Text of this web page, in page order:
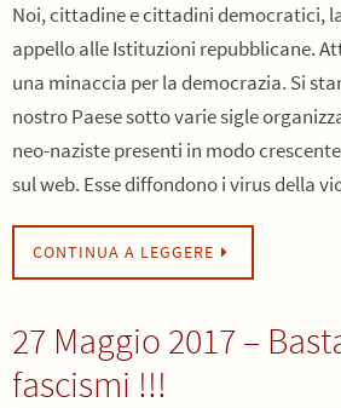
Noi, cittadine e cittadini democratici,
appello alle Istituzioni repubblicane.
una minaccia per la democrazia. Si
nostro Paese sotto varie sigle
neo-naziste presenti in modo
sul web. Esse diffondono i virus della
CONTINUA A LEGGERE
27 Maggio 2017 –
fascismi !!!